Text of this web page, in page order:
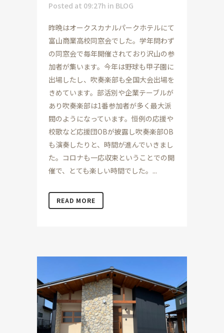
Posted at 09:27h in BLOG
昨晩はオークスカナルパークホテルにて
富山商業高校同窓会でした。学年問わず
の同窓会で毎年開催されており沢山の参
加者が集います。今年は野球も甲子園に
出場したし、吹奏楽部も全国大会出場を
きめています。部活別や企業テーブルが
あり吹奏楽部は1番参加者が多く最大派
閥のようになっています。恒例の応援や
校歌など応援団OBが披露し吹奏楽部OB
も演奏したりと、時間が進んでいきまし
た。コロナも一応収束ということでの開
催で、とても楽しい時間でした。...
READ MORE